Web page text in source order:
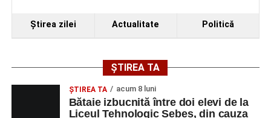
Ştirea zilei Actualitate Politică
ȘTIREA TA
ŞTIREA TA acum 8 luni
Bătaie izbucnită între doi elevi de la
Liceul Tehnologic Sebeș, din cauza